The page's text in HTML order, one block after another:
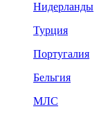
Нидерланды
Турция
Португалия
Бельгия
МЛС